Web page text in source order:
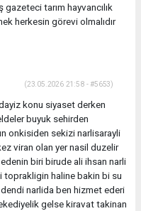
tarım hayvancılık
herkesin görevi olmalıdır
(23.05.2026 21:58 - #5653)
konu siyaset derken
buyuk sehirden
onkisiden sekizi narlisarayli
viran olan yer nasil duzelir
biri birude ali ihsan narli
haline bakin bi su
narlida ben hizmet ederi
gelse kiravat takinan